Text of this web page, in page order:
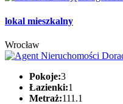
lokal mieszkalny
Wrocław
Pokoje:3
Łazienki:1
Metraż:111.1